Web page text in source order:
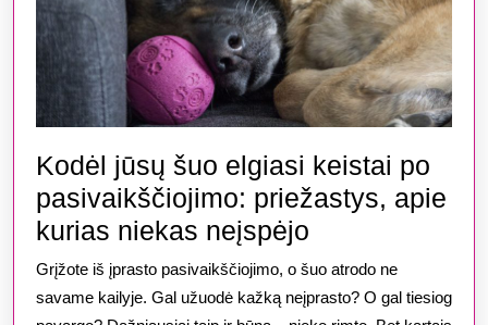
Kodėl jūsų šuo elgiasi keistai po
pasivaikščiojimo: priežastys, apie
kurias niekas neįspėjo
jūsų
šuo
Grįžote iš įprasto pasivaikščiojimo, o šuo atrodo ne
savame kailyje. Gal užuodė kažką neįprasto? O gal tiesiog